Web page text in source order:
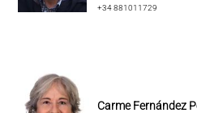
+34 881011729
Carme Fernández